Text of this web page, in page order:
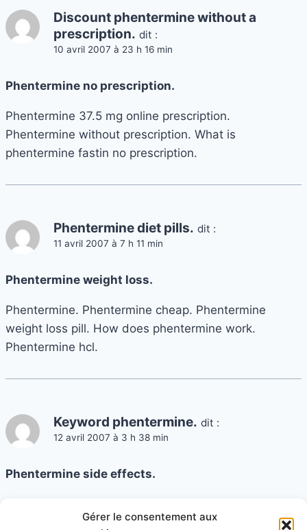
Gérer le consentement aux
Discount phentermine without a
prescription. dit :
10 avril 2007 à 23 h 16 min
Phentermine no prescription.
Phentermine 37.5 mg online prescription.
Phentermine without prescription. What is
phentermine fastin no prescription.
Phentermine diet pills. dit :
11 avril 2007 à 7 h 11 min
Phentermine weight loss.
Phentermine. Phentermine cheap. Phentermine
weight loss pill. How does phentermine work.
Phentermine hcl.
Keyword phentermine. dit :
12 avril 2007 à 3 h 38 min
Phentermine side effects.
without prescription. Phentermine. Abuse